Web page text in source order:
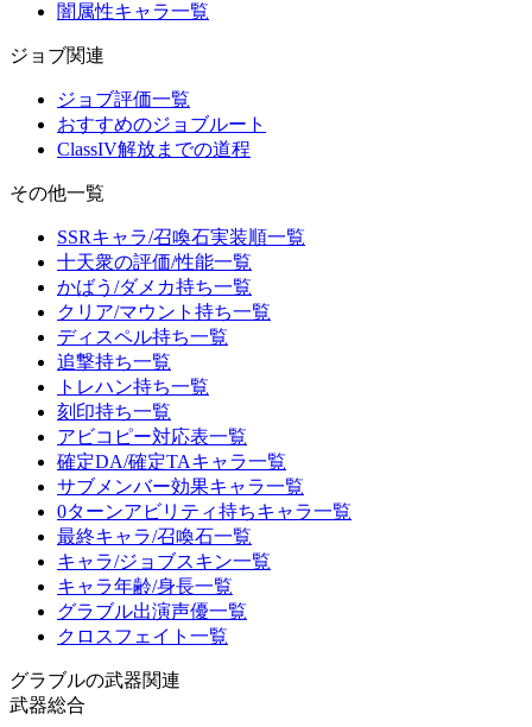
闇属性キャラ一覧
ジョブ関連
ジョブ評価一覧
おすすめのジョブルート
ClassIV解放までの道程
その他一覧
SSRキャラ/召喚石実装順一覧
十天衆の評価/性能一覧
かばう/ダメカ持ち一覧
クリア/マウント持ち一覧
ディスペル持ち一覧
追撃持ち一覧
トレハン持ち一覧
刻印持ち一覧
アビコピー対応表一覧
確定DA/確定TAキャラ一覧
サブメンバー効果キャラ一覧
0ターンアビリティ持ちキャラ一覧
最終キャラ/召喚石一覧
キャラ/ジョブスキン一覧
キャラ年齢/身長一覧
グラブル出演声優一覧
クロスフェイト一覧
グラブルの武器関連
武器総合